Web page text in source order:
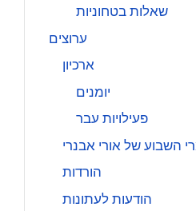
שאלות בטחוניות
ערוצים
ארכיון
יומנים
פעילויות עבר
השבוע של אורי אבנרי
הורדות
הודעות לעתונות